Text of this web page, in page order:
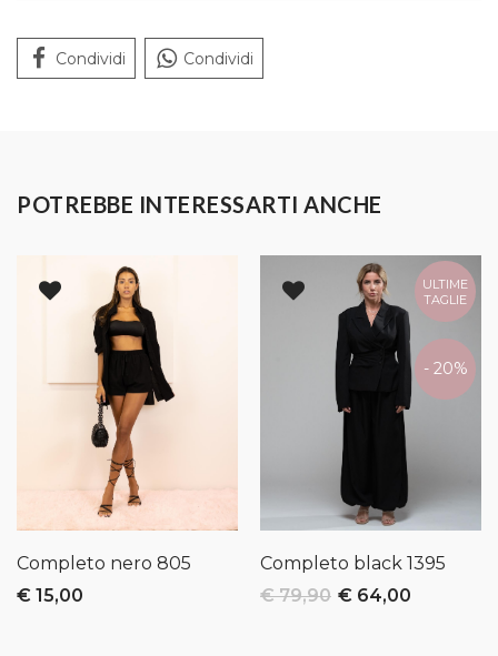
Condividi Condividi
POTREBBE INTERESSARTI ANCHE
Completo nero 805
€ 15,00
ULTIME
TAGLIE
- 20%
Completo black 1395
€ 79,90 € 64,00